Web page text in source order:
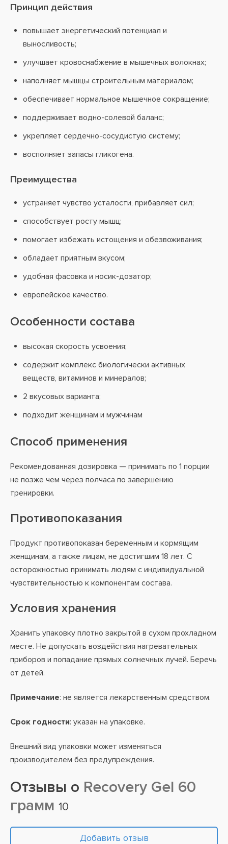
Принцип действия
повышает энергетический потенциал и
выносливость;
улучшает кровоснабжение в мышечных волокнах;
наполняет мышцы строительным материалом;
обеспечивает нормальное мышечное сокращение;
поддерживает водно-солевой баланс;
укрепляет сердечно-сосудистую систему;
восполняет запасы гликогена.
Преимущества
устраняет чувство усталости, прибавляет сил;
способствует росту мышц;
помогает избежать истощения и обезвоживания;
обладает приятным вкусом;
удобная фасовка и носик-дозатор;
европейское качество.
Особенности состава
высокая скорость усвоения;
содержит комплекс биологически активных
веществ, витаминов и минералов;
2 вкусовых варианта;
подходит женщинам и мужчинам
Способ применения
Рекомендованная дозировка — принимать по 1 порции
не позже чем через полчаса по завершению
тренировки.
Противопоказания
Продукт противопоказан беременным и кормящим
женщинам, а также лицам, не достигшим 18 лет. С
осторожностью принимать людям с индивидуальной
чувствительностью к компонентам состава.
Условия хранения
Хранить упаковку плотно закрытой в сухом прохладном
месте. Не допускать воздействия нагревательных
приборов и попадание прямых солнечных лучей. Беречь
от детей.
Примечание: не является лекарственным средством.
Срок годности: указан на упаковке.
Внешний вид упаковки может изменяться
производителем без предупреждения.
Отзывы о Recovery Gel 60
грамм 10
Добавить отзыв